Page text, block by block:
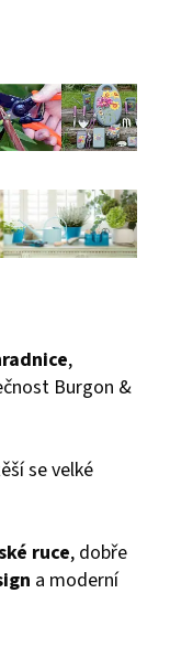
,
Burgon &
se velké
ruce, dobře
a moderní